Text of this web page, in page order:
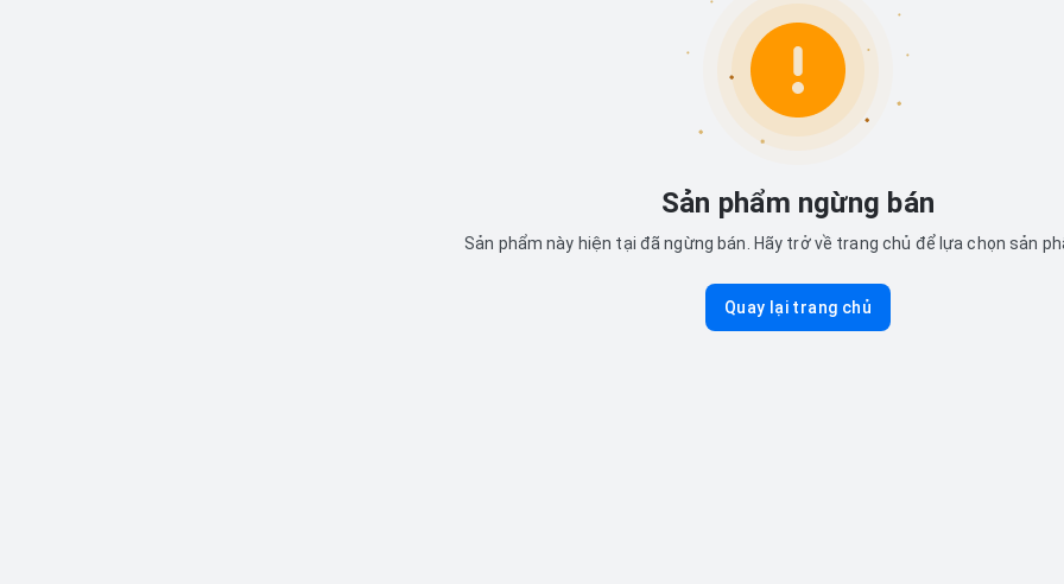
Sản phẩm ngừng bán
Sản phẩm này hiện tại đã ngừng bán. Hãy trở về trang chủ để lựa chọn sản
Quay lại trang chủ